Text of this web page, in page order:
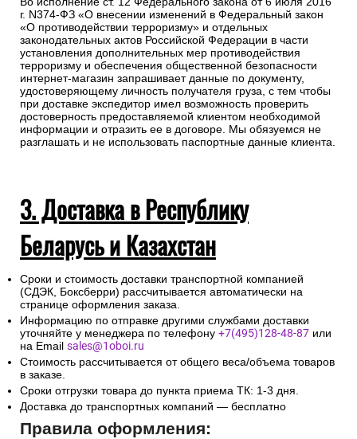
г. N374-ФЗ «О внесении изменений в Федеральный закон
«О противодействии терроризму» и отдельных
законодательных актов Российской Федерации в части
установления дополнительных мер противодействия
терроризму и обеспечения общественной безопасности
интернет-магазин запрашивает данные по документу,
удостоверяющему личность получателя груза, с тем чтобы
при доставке экспедитор имел возможность проверить
достоверность предоставляемой клиентом необходимой
информации и отразить ее в договоре. Мы обязуемся не
разглашать и не использовать паспортные данные клиента.
3. Доставка в Республику
Беларусь и Казахстан
Сроки и стоимость доставки транспортной компанией
(СДЭК, Боксберри) рассчитывается автоматически на
странице оформления заказа.
Информацию по отправке другими службами доставки
уточняйте у менеджера по телефону +7(495)128-48-87 или
на Email sales@1oboi.ru
Стоимость рассчитывается от общего веса/объема товаров
в заказе.
Сроки отгрузки товара до пункта приема ТК: 1-3 дня.
Доставка до транспортных компаний — бесплатно
Правила оформления: